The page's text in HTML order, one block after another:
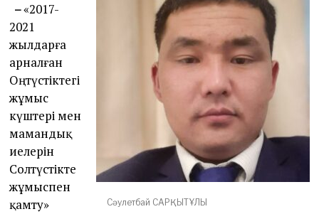
Сәулетбай САРҚЫТҰЛЫ
–«2017-
2021
жылдарға
арналған
Оңтүстіктегі
жұмыс
күштері мен
мамандық
иелерін
Солтүстікте
жұмыспен
қамту»